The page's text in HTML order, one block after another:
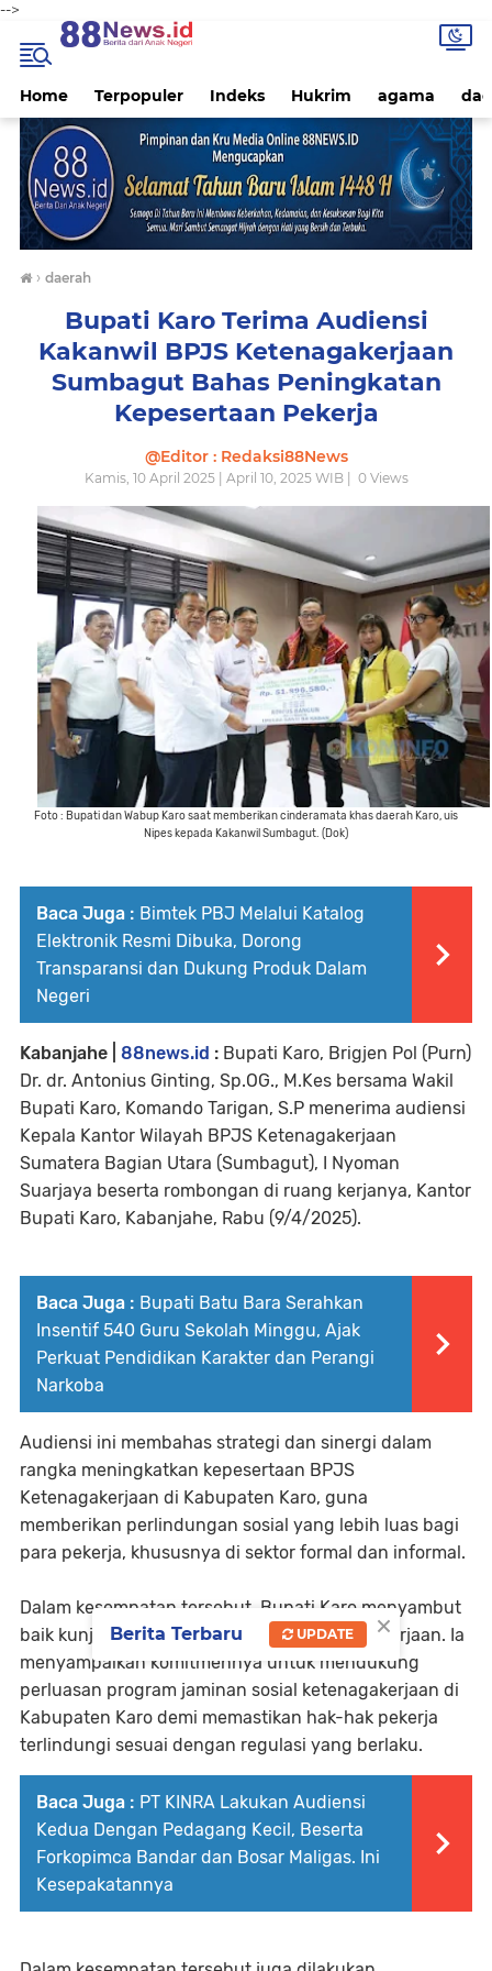
-->
Home Terpopuler Indeks Hukrim agama
› daerah
Bupati Karo Terima Audiensi
Kakanwil BPJS Ketenagakerjaan
Sumbagut Bahas Peningkatan
Kepesertaan Pekerja
@Editor : Redaksi88News
Kamis, 10 April 2025 | April 10, 2025 WIB | 0Views
Foto : Bupati dan Wabup Karo saat memberikan cinderamata khas daerah Karo, uis
Nipes kepada Kakanwil Sumbagut. (Dok)
Baca Juga : Bimtek PBJ Melalui Katalog
Elektronik Resmi Dibuka, Dorong
Transparansi dan Dukung Produk Dalam
Negeri
Kabanjahe | 88news.id : Bupati Karo, Brigjen Pol (Purn)
Dr. dr. Antonius Ginting, Sp.OG., M.Kes bersama Wakil
Bupati Karo, Komando Tarigan, S.P menerima audiensi
Kepala Kantor Wilayah BPJS Ketenagakerjaan
Sumatera Bagian Utara (Sumbagut), I Nyoman
Suarjaya beserta rombongan di ruang kerjanya, Kantor
Bupati Karo, Kabanjahe, Rabu (9/4/2025).
Baca Juga : Bupati Batu Bara Serahkan
Insentif 540 Guru Sekolah Minggu, Ajak
Perkuat Pendidikan Karakter dan Perangi
Narkoba
Audiensi ini membahas strategi dan sinergi dalam
rangka meningkatkan kepesertaan BPJS
Ketenagakerjaan di Kabupaten Karo, guna
memberikan perlindungan sosial yang lebih luas bagi
para pekerja, khususnya di sektor formal dan informal.
Dalam kesempatan tersebut, Bupati Karo menyambut
baik kunjungan dan inisiatif BPJS Ketenagakerjaan. Ia
menyampaikan komitmennya untuk mendukung
perluasan program jaminan sosial ketenagakerjaan di
Kabupaten Karo demi memastikan hak-hak pekerja
terlindungi sesuai dengan regulasi yang berlaku.
Baca Juga : PT KINRA Lakukan Audiensi
Kedua Dengan Pedagang Kecil, Beserta
Forkopimca Bandar dan Bosar Maligas. Ini
Kesepakatannya
×
Berita Terbaru UPDATE